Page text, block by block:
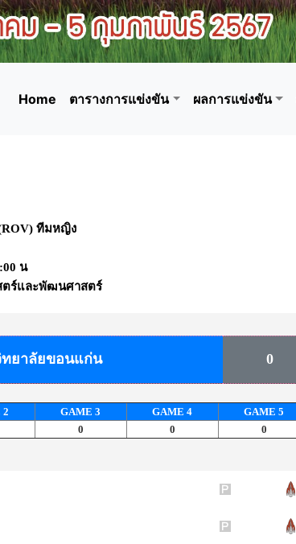
Home ตารางการแข่งขัน ผลการแข่งขัน
ทีมหญิง
น
ร์และพัฒนศาสตร์
ยาลัยขอนแก่น 0
2 GAME 3 GAME 4 GAME 5
0 0 0